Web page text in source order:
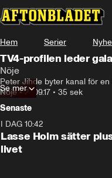
Hem Serier
TV4-profilen leder
Nöje
Peter Jihde byter kanal för en
Nöje•27.09.17 • 35 sek
Se mer
Senaste
I DAG 10:42
Lasse Holm sätter
livet